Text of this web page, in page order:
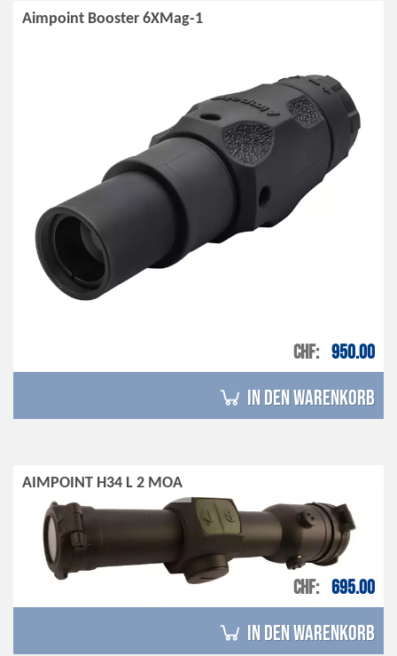
Aimpoint Booster 6XMag-1
CHF 950.00
in den Warenkorb
AIMPOINT H34 L 2 MOA
CHF 695.00
in den Warenkorb